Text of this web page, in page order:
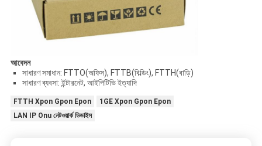
আবেদন
সাধারণ সমাধান: FTTO(অফিস), FTTB(বিল্ডিং), FTTH(বাড়ি)
সাধারণ ব্যবসা: ইন্টারনেট, আইপিটিভি ইত্যাদি
FTTH Xpon Gpon Epon
1GE Xpon Gpon Epon
LAN IP Onu নেটওয়ার্ক ডিভাইস